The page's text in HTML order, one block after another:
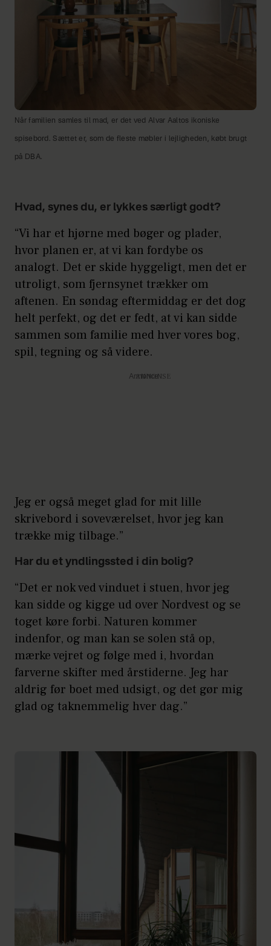
Når familien samles til mad, er det ved Alvar Aaltos ikoniske
spisebord. Sættet er, som de fleste møbler i lejligheden, købt brugt
på DBA.
Hvad, synes du, er lykkes særligt godt?
“Vi har et hjørne med bøger og plader,
hvor planen er, at vi kan fordybe os
analogt. Det er skide hyggeligt, men det er
utroligt, som fjernsynet trækker om
aftenen. En søndag eftermiddag er det dog
helt perfekt, og det er fedt, at vi kan sidde
sammen som familie med hver vores bog,
spil, tegning og så videre.
Annonce
Jeg er også meget glad for mit lille
skrivebord i soveværelset, hvor jeg kan
trække mig tilbage.”
Har du et yndlingssted i din bolig?
“Det er nok ved vinduet i stuen, hvor jeg
kan sidde og kigge ud over Nordvest og se
toget køre forbi. Naturen kommer
indenfor, og man kan se solen stå op,
mærke vejret og følge med i, hvordan
farverne skifter med årstiderne. Jeg har
aldrig før boet med udsigt, og det gør mig
glad og taknemmelig hver dag.”